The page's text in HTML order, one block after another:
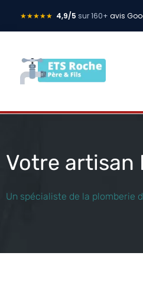
★★★★★ 4,9/5 sur 160+ avis
Votre artisan
Un spécialiste de la plomberie